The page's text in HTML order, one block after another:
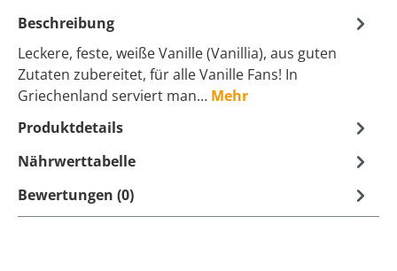
Beschreibung
Leckere, feste, weiße Vanille (Vanillia), aus guten
Zutaten zubereitet, für alle Vanille Fans! In
Griechenland serviert man… Mehr
Produktdetails
Nährwerttabelle
Bewertungen (0)